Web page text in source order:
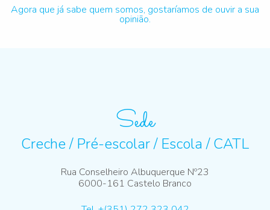
Agora que já sabe quem somos, gostaríamos de ouvir a sua
opinião.
Sede
Creche / Pré-escolar / Escola / CATL
Rua Conselheiro Albuquerque Nº23
6000-161 Castelo Branco